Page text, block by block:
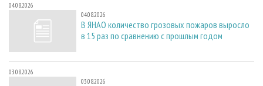
04.08.2026
04.08.2026
В ЯНАО количество грозовых пожаров выросло
в 15 раз по сравнению с прошлым годом
03.08.2026
03.08.2026